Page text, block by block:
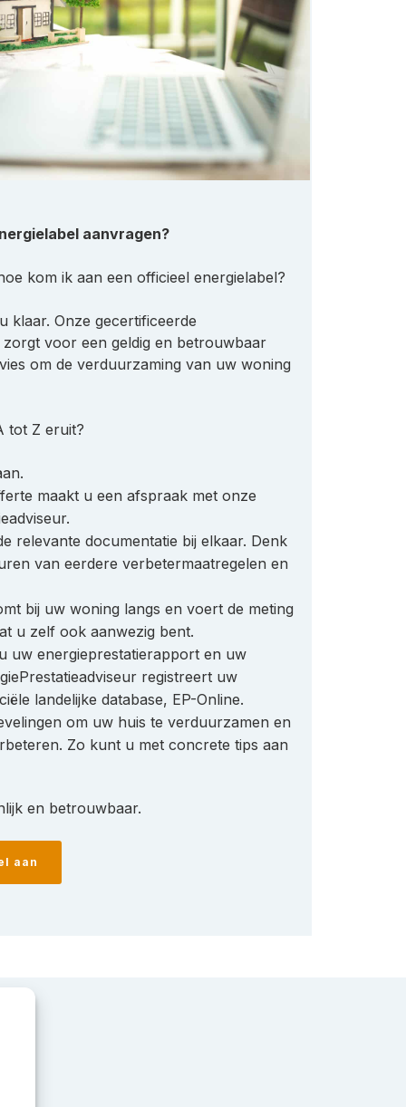
aanvragen?
kom ik aan een officieel energielabel?
klaar. Onze gecertificeerde
zorgt voor een geldig en betrouwbaar
om de verduurzaming van uw woning
tot Z eruit?
maakt u een afspraak met onze
relevante documentatie bij elkaar. Denk
van eerdere verbetermaatregelen en
bij uw woning langs en voert de meting
u zelf ook aanwezig bent.
uw energieprestatierapport en uw
registreert uw
landelijke database, EP-Online.
om uw huis te verduurzamen en
Zo kunt u met concrete tips aan
en betrouwbaar.
aan